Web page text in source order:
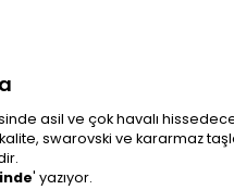
asil ve çok havalı
swarovski ve kararmaz
' yazıyor.